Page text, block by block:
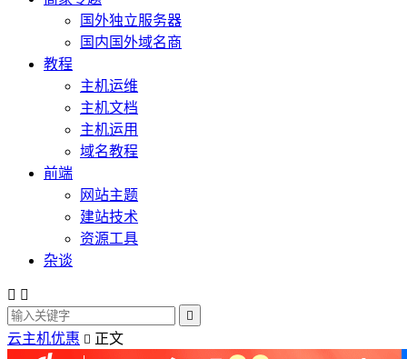
国外独立服务器
国内国外域名商
教程
主机运维
主机文档
主机运用
域名教程
前端
网站主题
建站技术
资源工具
杂谈
 

云主机优惠  正文